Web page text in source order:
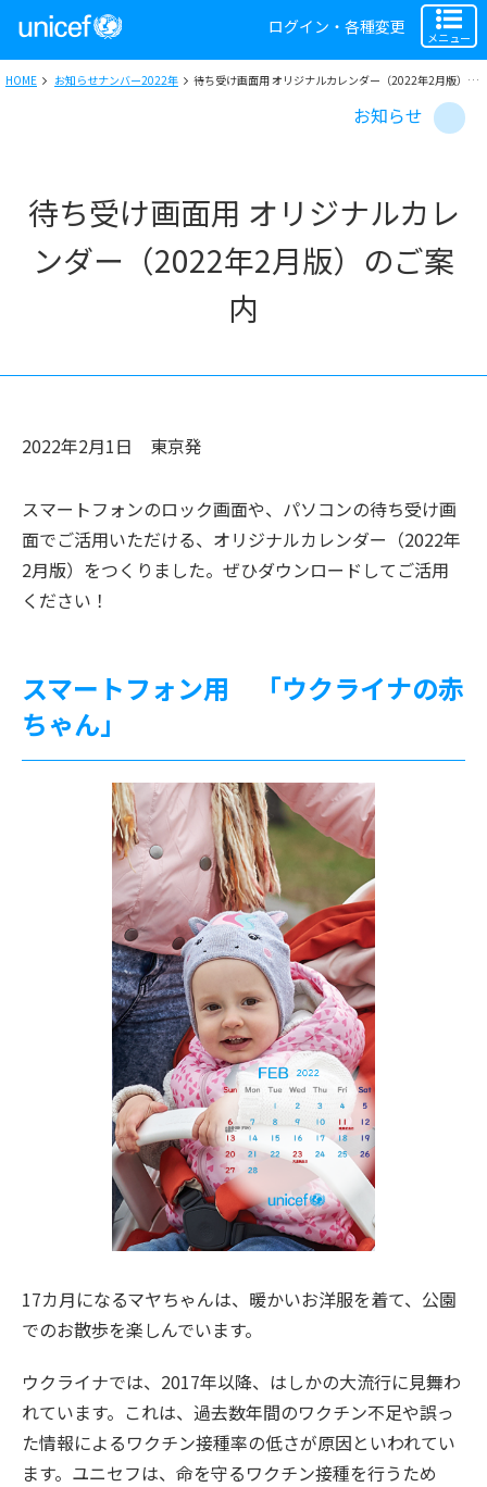
ログイン・各種変更
メニュー
HOME お知らせナンバー2022年 待ち受け画面用 オリジナルカレンダー（2022年2月版）のご案内
お知らせ
待ち受け画面用 オリジナルカレ
ンダー（2022年2月版）のご案
内
2022年2月1日 東京発
スマートフォンのロック画面や、パソコンの待ち受け画
面でご活用いただける、オリジナルカレンダー（2022年
2月版）をつくりました。ぜひダウンロードしてご活用
ください！
スマートフォン用 「ウクライナの赤
ちゃん」
17カ月になるマヤちゃんは、暖かいお洋服を着て、公園
でのお散歩を楽しんでいます。
ウクライナでは、2017年以降、はしかの大流行に見舞わ
れています。これは、過去数年間のワクチン不足や誤っ
た情報によるワクチン接種率の低さが原因といわれてい
ます。ユニセフは、命を守るワクチン接種を行うため